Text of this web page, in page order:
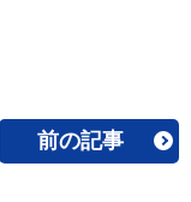
前の記事